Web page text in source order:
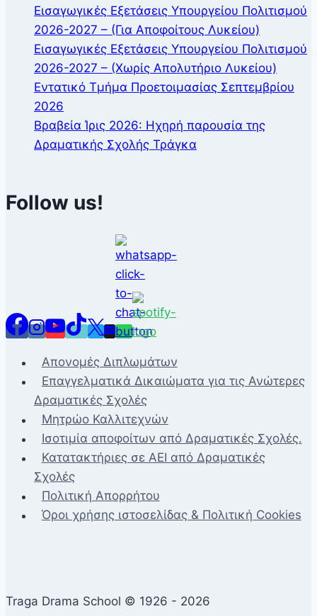
Εισαγωγικές Εξετάσεις Υπουργείου Πολιτισμού
2026-2027 – (Για Αποφοίτους Λυκείου)
Εισαγωγικές Εξετάσεις Υπουργείου Πολιτισμού
2026-2027 – (Χωρίς Απολυτήριο Λυκείου)
Εντατικό Τμήμα Προετοιμασίας Σεπτεμβρίου
2026
Βραβεία Ίρις 2026: Ηχηρή παρουσία της
Δραματικής Σχολής Τράγκα
Follow us!
Απονομές Διπλωμάτων
Επαγγελματικά Δικαιώματα για τις Ανώτερες
Δραματικές Σχολές
Μητρώο Καλλιτεχνών
Ισοτιμία αποφοίτων από Δραματικές Σχολές.
Κατατακτήριες σε ΑΕΙ από Δραματικές
Σχολές
Πολιτική Απορρήτου
Όροι χρήσης ιστοσελίδας & Πολιτική Cookies
Traga Drama School © 1926 - 2026